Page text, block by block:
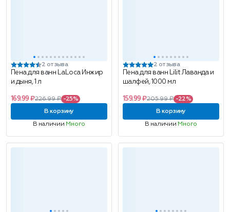
2 отзыва
Пена для ванн LaLoca Инжир
и дыня, 1 л
169.99 ₽226.99 ₽ -25%
В корзину
В наличии Много
2 отзыва
Пена для ванн Lilit Лаванда и
шалфей, 1000 мл
159.99 ₽205.99 ₽ -22%
В корзину
В наличии Много